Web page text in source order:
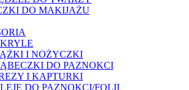
DO MAKIJAŻU
I NOŻYCZKI
DO PAZNOKCI
I KAPTURKI
DO PAZNOKCI/FOLII